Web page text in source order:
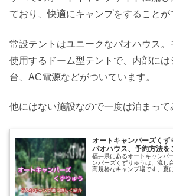
ており、快適にキャンプをすることが
常設テントはユニークなパオハウス
使用するドーム型テントで、内部には
台、AC電源などがついています。
他にはない施設なので一度は泊まって
オートキャンパーズく
パオハウス、予約方法を
福井県にあるオートキャンパ
ンパーズくずりゅうは、流し
高規格なキャンプ場です。夏